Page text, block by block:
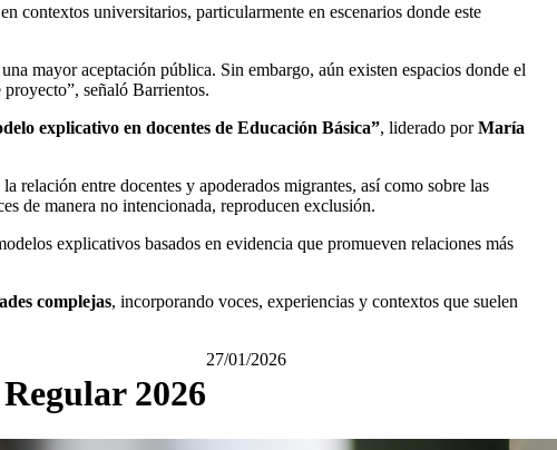
en contextos universitarios, particularmente en escenarios donde este
mayor aceptación pública. Sin embargo, aún existen espacios donde el
señaló Barrientos.
explicativo en docentes de Educación Básica”, liderado porMaría
relación entre docentes y apoderados migrantes, así como sobre las
de manera no intencionada, reproducen exclusión.
explicativos basados en evidencia que promueven relaciones más
complejas, incorporando voces, experiencias y contextos que suelen
2026
27/01/2026